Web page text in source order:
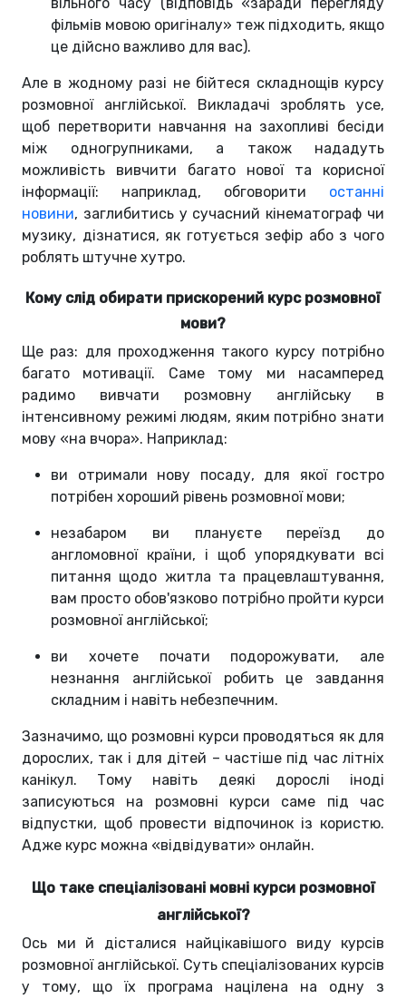
фільмів мовою оригіналу» теж підходить, якщо
це дійсно важливо для вас).
Але в жодному разі не бійтеся складнощів курсу
розмовної англійської. Викладачі зроблять усе,
щоб перетворити навчання на захопливі бесіди
між одногрупниками, а також нададуть
можливість вивчити багато нової та корисної
інформації: наприклад, обговорити останні
новини, заглибитись у сучасний кінематограф чи
музику, дізнатися, як готується зефір або з чого
роблять штучне хутро.
Кому слід обирати прискорений курс розмовної
мови?
Ще раз: для проходження такого курсу потрібно
багато мотивації. Саме тому ми насамперед
радимо вивчати розмовну англійську в
інтенсивному режимі людям, яким потрібно знати
мову «на вчора». Наприклад:
ви отримали нову посаду, для якої гостро
потрібен хороший рівень розмовної мови;
незабаром ви плануєте переїзд до
англомовної країни, і щоб упорядкувати всі
питання щодо житла та працевлаштування,
вам просто обов'язково потрібно пройти курси
розмовної англійської;
ви хочете почати подорожувати, але
незнання англійської робить це завдання
складним і навіть небезпечним.
Зазначимо, що розмовні курси проводяться як для
дорослих, так і для дітей – частіше під час літніх
канікул. Тому навіть деякі дорослі іноді
записуються на розмовні курси саме під час
відпустки, щоб провести відпочинок із користю.
Адже курс можна «відвідувати» онлайн.
Що таке спеціалізовані мовні курси розмовної
англійської?
Ось ми й дісталися найцікавішого виду курсів
розмовної англійської. Суть спеціалізованих курсів
у тому, що їх програма націлена на одну з